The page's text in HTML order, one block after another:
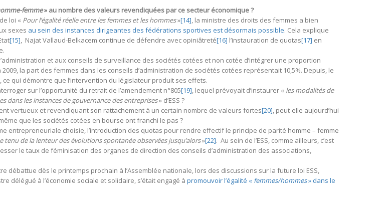
femme» au nombre des valeurs revendiquées par ce secteur économique ?
loi « Pour l’égalité réelle entre les femmes et les hommes»[14], la ministre des droits des femmes a bien
sexes au sein des instances dirigeantes des fédérations sportives est désormais possible. Cela explique
[15], Najat Vallaud-Belkacem continue de défendre avec opiniâtreté[16] l’instauration de quotas[17] en
et aux conseils de surveillance des sociétés cotées et non cotée d’intégrer une proportion
la part des femmes dans les conseils d’administration de sociétés cotées représentait 10,5%. Depuis, le
qui démontre que l’intervention du législateur produit ses effets.
sur l’opportunité du retrait de l’amendement n°805[19], lequel prévoyait d’instaurer « les modalités de
dans les instances de gouvernance des entreprises» d’ESS ?
vertueux et revendiquant son rattachement à un certain nombre de valeurs fortes[20], peut-elle aujourd’hui
que les sociétés cotées en bourse ont franchi le pas ?
entrepreneuriale choisie, l’introduction des quotas pour rendre effectif le principe de parité homme – femme
tenu de la lenteur des évolutions spontanée observées jusqu’alors»[22]. Au sein de l’ESS, comme ailleurs, c’est
le taux de féminisation des organes de direction des conseils d’administration des associations,
débattue dès le printemps prochain à l’Assemblée nationale, lors des discussions sur la future loi ESS,
délégué à l’économie sociale et solidaire, s’était engagé à promouvoir l’égalité « femmes/hommes» dans le